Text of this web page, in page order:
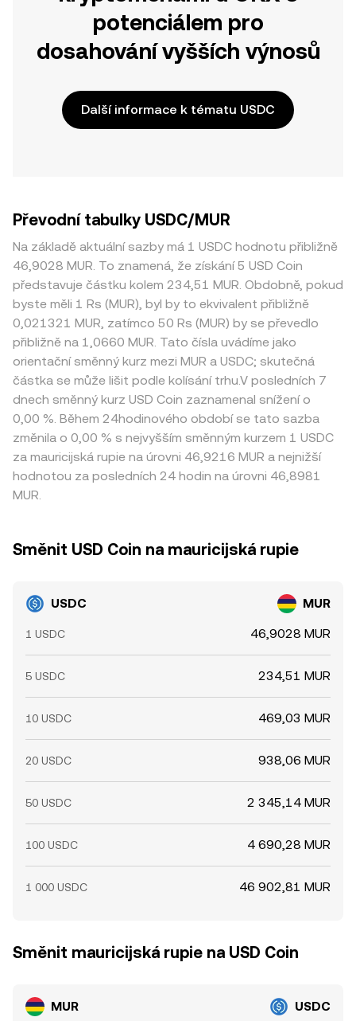
potenciálem pro
dosahování vyšších výnosů
Další informace k tématu USDC
Převodní tabulky USDC/MUR
Na základě aktuální sazby má 1 USDC hodnotu přibližně
46,9028 MUR. To znamená, že získání 5 USD Coin
představuje částku kolem 234,51 MUR. Obdobně, pokud
byste měli 1 Rs (MUR), byl by to ekvivalent přibližně
0,021321 MUR, zatímco 50 Rs (MUR) by se převedlo
přibližně na 1,0660 MUR. Tato čísla uvádíme jako
orientační směnný kurz mezi MUR a USDC; skutečná
částka se může lišit podle kolísání trhu.V posledních 7
dnech směnný kurz USD Coin zaznamenal snížení o
0,00 %. Během 24hodinového období se tato sazba
změnila o 0,00 % s nejvyšším směnným kurzem 1 USDC
za mauricijská rupie na úrovni 46,9216 MUR a nejnižší
hodnotou za posledních 24 hodin na úrovni 46,8981
MUR.
Směnit USD Coin na mauricijská rupie
USDC MUR
1 USDC 46,9028 MUR
5 USDC 234,51 MUR
10 USDC 469,03 MUR
20 USDC 938,06 MUR
50 USDC 2 345,14 MUR
100 USDC 4 690,28 MUR
1 000 USDC 46 902,81 MUR
Směnit mauricijská rupie na USD Coin
MUR USDC